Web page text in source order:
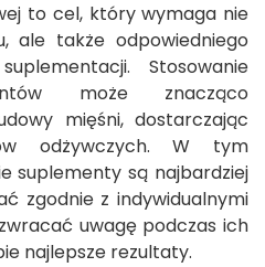
to cel, który wymaga nie
ale także odpowiedniego
Stosowanie
może znacząco
mięśni, dostarczając
odżywczych. W tym
suplementy są najbardziej
zgodnie z indywidualnymi
uwagę podczas ich
najlepsze rezultaty.